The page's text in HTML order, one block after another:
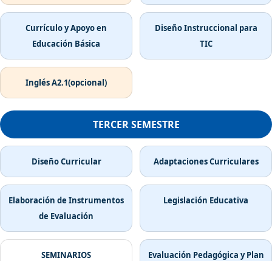
Currículo y Apoyo en
Educación Básica
Diseño Instruccional para
TIC
Inglés A2.1(opcional)
TERCER SEMESTRE
Diseño Curricular Adaptaciones Curriculares
Elaboración de Instrumentos
de Evaluación
Legislación Educativa
SEMINARIOS
Evaluación Pedagógica y Plan